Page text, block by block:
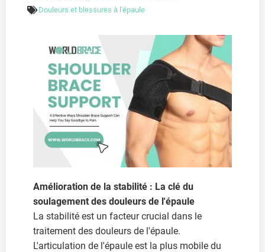
Douleurs et blessures à l'épaule
Amélioration de la stabilité : La clé du
soulagement des douleurs de l'épaule
La stabilité est un facteur crucial dans le
traitement des douleurs de l'épaule.
L'articulation de l'épaule est la plus mobile du